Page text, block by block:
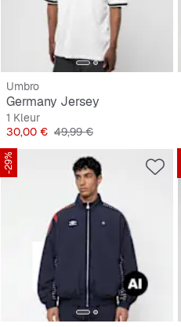
Umbro
Germany Jersey
1 Kleur
Prijs
30,00 € Originele Prijs
49,99 €
-29%